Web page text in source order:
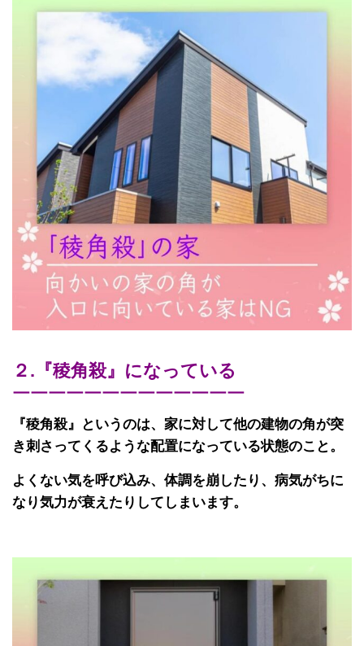
２.『稜角殺』になっている
￣￣￣￣￣￣￣￣￣￣￣￣￣
『稜角殺』というのは、家に対して他の建物の角が突
き刺さってくるような配置になっている状態のこと。
よくない気を呼び込み、体調を崩したり、病気がちに
なり気力が衰えたりしてしまいます。